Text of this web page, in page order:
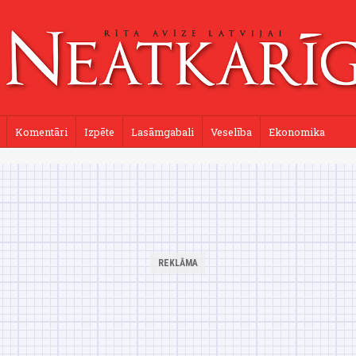
Komentāri Izpēte Lasāmgabali Veselība Ekonomika